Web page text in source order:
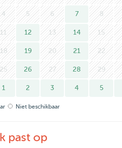
4 5 6 7 8
11 12 13 14 15
18 19 20 21 22
25 26 27 28 29
1 2 3 4 5
Niet beschikbaar
past op